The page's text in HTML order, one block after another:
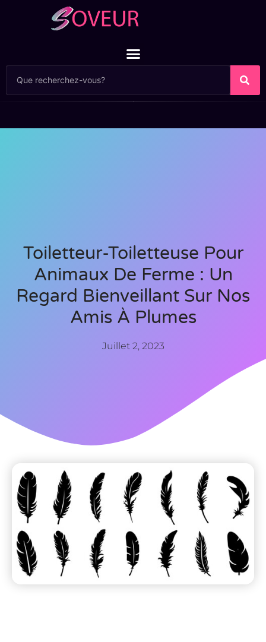
Toiletteur-Toiletteuse Pour
Animaux De Ferme : Un
Regard Bienveillant Sur Nos
Amis À Plumes
Juillet 2, 2023